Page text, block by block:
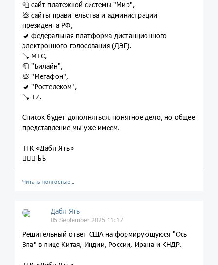
🧻 сайт платежной системы "Мир",
💩 сайты правительства и администрации
президента РФ,
🚽 федеральная платформа дистанционного
электронного голосования (ДЭГ).
🪠 МТС,
🧻 "Билайн",
💩 "Мегафон",
🚽 "Ростелеком",
🪠 T2.
Список будет дополняться, понятное дело, но общее
представление мы уже имеем.
ТГК «Дабл Ять»
💁🏼‍♀️ ѣѣ
Читать полностью…
Дабл Ять
05 September 2025 11:17
Решительный ответ США на формирующуюся "Ось
Зла" в лице Китая, Индии, России, Ирана и КНДР.